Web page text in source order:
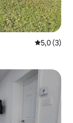
Просечна
5,0 (3)